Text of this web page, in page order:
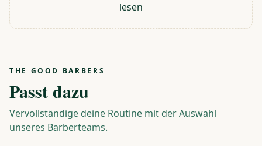
lesen
THE GOOD BARBERS
Passt dazu
Vervollständige deine Routine mit der Auswahl
unseres Barberteams.